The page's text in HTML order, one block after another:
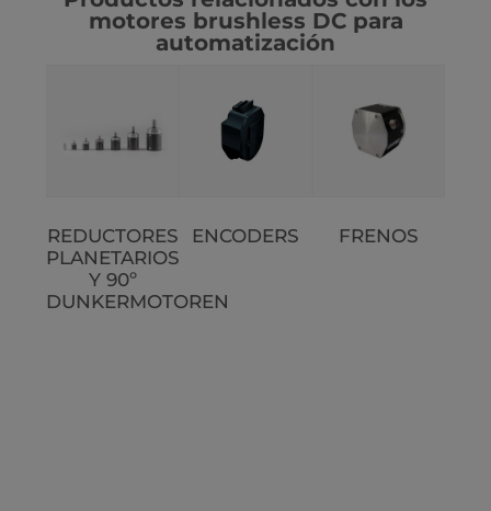
motores brushless DC para
automatización
REDUCTORES
PLANETARIOS
Y 90º
DUNKERMOTOREN
ENCODERS FRENOS